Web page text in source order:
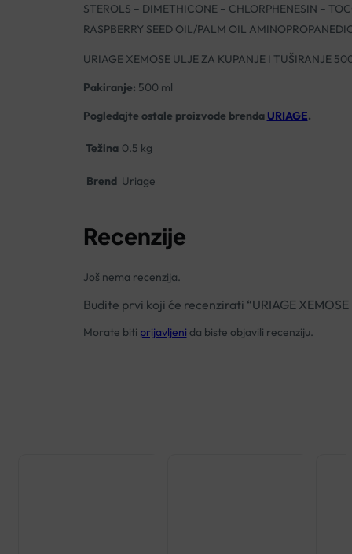
STEROLS – DIMETHICONE – CHLORPHENESIN –
RASPBERRY SEED OIL/PALM OIL
URIAGE XEMOSE ULJE ZA KUPANJE I TUŠIRANJE
Pakiranje: 500 ml
Pogledajte ostale proizvode brenda URIAGE.
Težina 0.5 kg
Brend Uriage
Recenzije
Još nema recenzija.
Budite prvi koji će recenzirati “URIAGE
Morate biti prijavljeni da biste objavili recenziju.